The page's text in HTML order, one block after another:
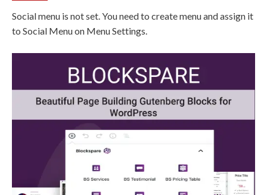
Social menu is not set. You need to create menu and assign it
to Social Menu on Menu Settings.